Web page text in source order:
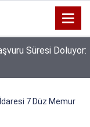
Süresi Doluyor:
7 Düz Memur